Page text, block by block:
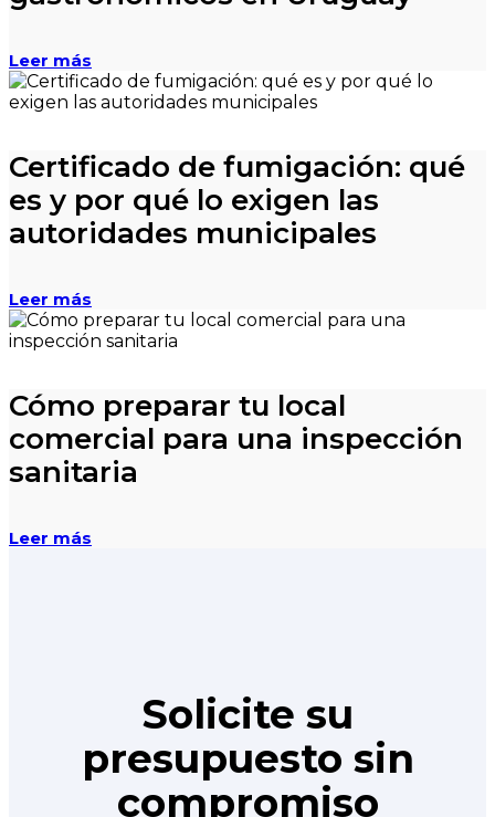
Leer más
Certificado de fumigación: qué
es y por qué lo exigen las
autoridades municipales
Leer más
Cómo preparar tu local
comercial para una inspección
sanitaria
Leer más
Solicite su
presupuesto sin
compromiso